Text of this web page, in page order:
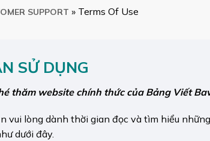
SUPPORT » Terms Of Use
SỬ DỤNG
thăm website chính thức của Bảng Viết
vui lòng dành thời gian đọc và tìm hiểu
dưới đây.